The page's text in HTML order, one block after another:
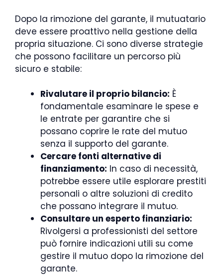
Dopo la rimozione del garante, il mutuatario
deve essere proattivo nella gestione della
propria situazione. Ci sono diverse strategie
che possono facilitare un percorso più
sicuro e stabile:
Rivalutare il proprio bilancio: È
fondamentale esaminare le spese e
le entrate per garantire che si
possano coprire le rate del mutuo
senza il supporto del garante.
Cercare fonti alternative di
finanziamento: In caso di necessità,
potrebbe essere utile esplorare prestiti
personali o altre soluzioni di credito
che possano integrare il mutuo.
Consultare un esperto finanziario:
Rivolgersi a professionisti del settore
può fornire indicazioni utili su come
gestire il mutuo dopo la rimozione del
garante.